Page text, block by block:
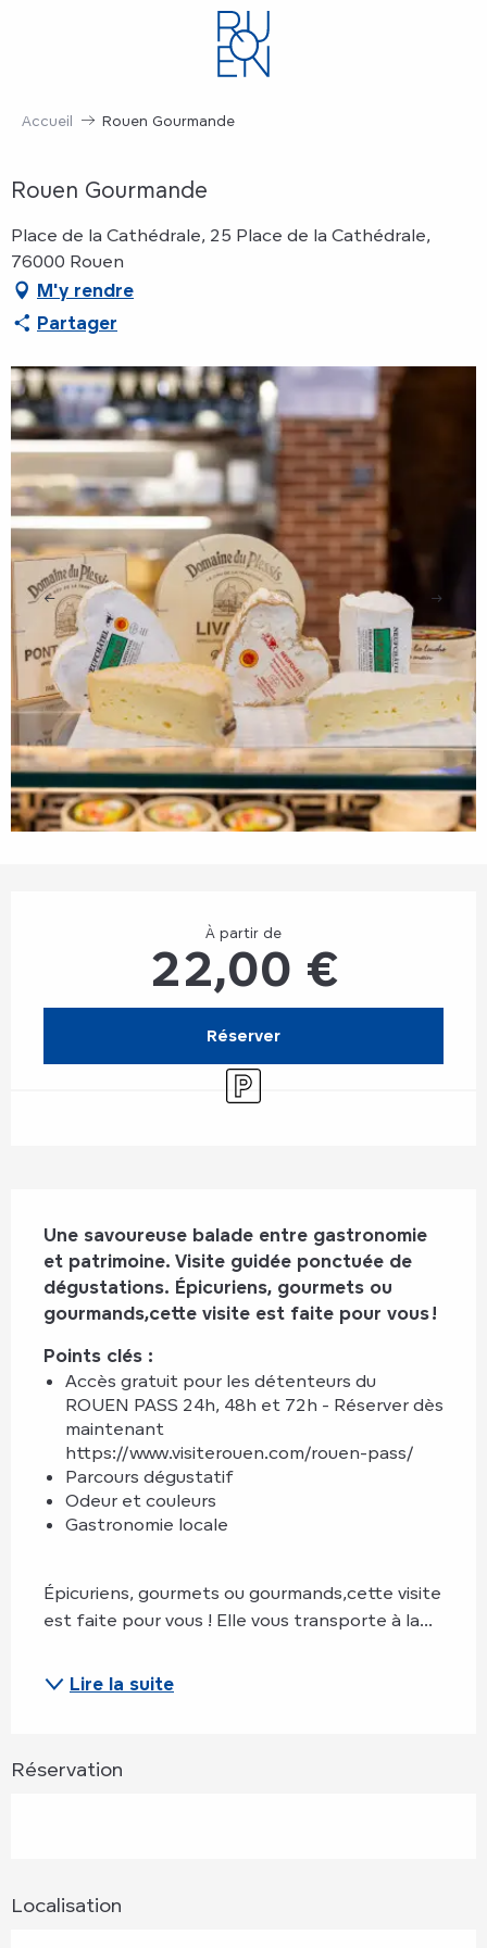
Accueil Rouen Gourmande
Rouen Gourmande
Place de la Cathédrale, 25 Place de la Cathédrale,
76000 Rouen
M'y rendre
Partager
À partir de
22,00 €
Réserver
Parking
Une savoureuse balade entre gastronomie
et patrimoine. Visite guidée ponctuée de
dégustations. Épicuriens, gourmets ou
gourmands,cette visite est faite pour vous !
Points clés :
Accès gratuit pour les détenteurs du
ROUEN PASS 24h, 48h et 72h - Réserver dès
maintenant
https://www.visiterouen.com/rouen-pass/
Parcours dégustatif
Odeur et couleurs
Gastronomie locale
Épicuriens, gourmets ou gourmands,cette visite
est faite pour vous ! Elle vous transporte à la...
Lire la suite
Réservation
Localisation